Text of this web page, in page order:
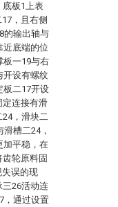
底板1上表
，且右侧
的输出轴与
近底端的位
板一19与右
开设有螺纹
板二17开设
定连接有滑
24，滑块二
槽二24，
加平稳，在
轮原料固
误的现
三26活动连
，通过设置